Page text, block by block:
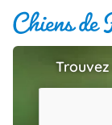
Chiots